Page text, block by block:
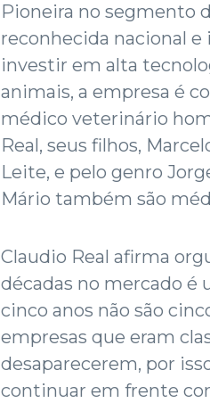
Pioneira no segmento
reconhecida nacional
investir em alta
animais, a empresa é
médico veterinário
Real, seus filhos,
Leite, e pelo genro
Mário também são
Claudio Real afirma
décadas no mercado é
cinco anos não são
empresas que eram
desaparecerem, por
continuar em frente